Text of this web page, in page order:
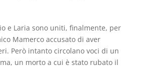
e Laria sono uniti, finalmente, per
Mamerco accusato di aver
Però intanto circolano voci di un
un morto a cui è stato rubato il